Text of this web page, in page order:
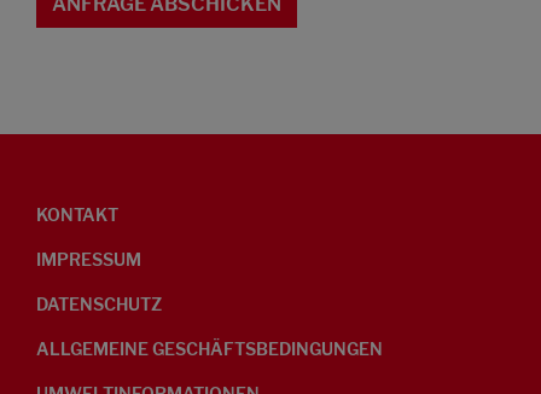
KONTAKT
IMPRESSUM
DATENSCHUTZ
ALLGEMEINE GESCHÄFTSBEDINGUNGEN